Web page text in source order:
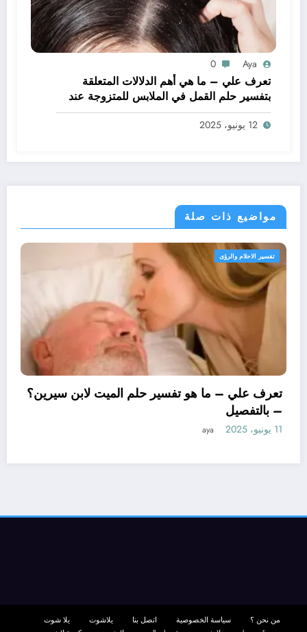
Aya
0
تعرف علي – ما هي أهم الدلالات المتعلقة
بتفسير حلم القمل في الملابس للمتزوجة عند
ابن سيرين؟ – بالتفصيل
12 يونيو، 2025
مواضيع ذات صلة
تعرف علي –
هو تأويل ابن سيرين لتفسير حلم